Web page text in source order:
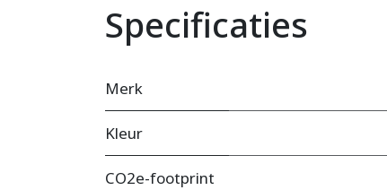
Specificaties
Merk
Kleur
CO2e-footprint